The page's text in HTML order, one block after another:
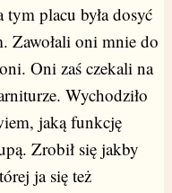
placu była dosyć
Zawołali oni mnie do
Oni zaś czekali na
Wychodziło
jaką funkcję
Zrobił się jakby
ja się też